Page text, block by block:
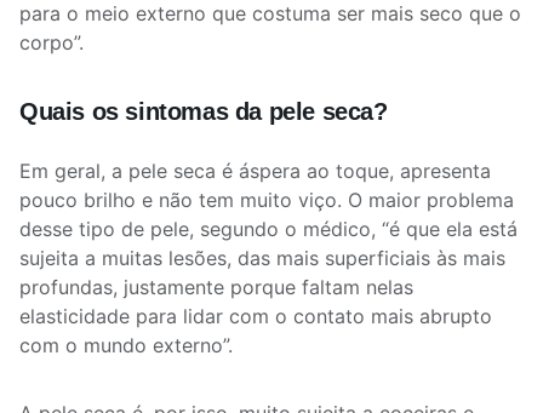
para o meio externo que costuma ser mais seco que o
corpo”.
Quais os sintomas da pele seca?
Em geral, a pele seca é áspera ao toque, apresenta
pouco brilho e não tem muito viço. O maior problema
desse tipo de pele, segundo o médico, “é que ela está
sujeita a muitas lesões, das mais superficiais às mais
profundas, justamente porque faltam nelas
elasticidade para lidar com o contato mais abrupto
com o mundo externo”.